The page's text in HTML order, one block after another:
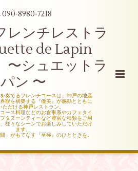
090-8980-7218
レンチレストラ
de Lapin
エットラ
パン 〜
奏でるフレンチコースは、神戸の地産
観を構築する『優美』が感動とともに
ただける神戸レストラン。
ース料理などのお食事系やカフェタイ
タヌーンティーなど豊富な種類をご用
様々なシーンでお楽しみしていただけ
ます。
」がもてなす『至極』のひとときを。